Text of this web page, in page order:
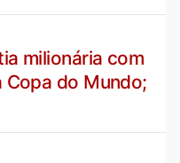
milionária com
Copa do Mundo;